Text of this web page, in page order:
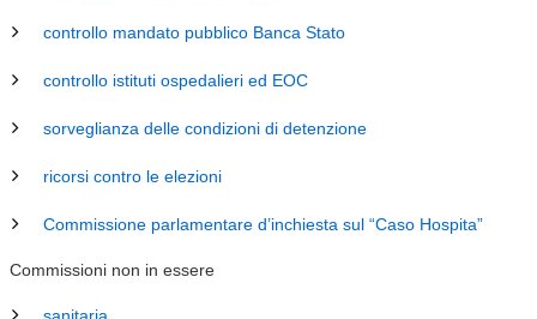
controllo mandato pubblico Banca Stato
controllo istituti ospedalieri ed EOC
sorveglianza delle condizioni di detenzione
ricorsi contro le elezioni
Commissione parlamentare d’inchiesta sul “Caso Hospita”
Commissioni non in essere